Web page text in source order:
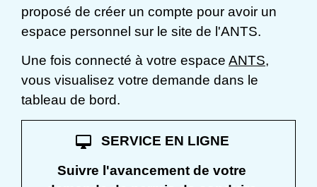
proposé de créer un compte pour avoir un
espace personnel sur le site de l'ANTS.
Une fois connecté à votre espace ANTS,
vous visualisez votre demande dans le
tableau de bord.
desktop_mac
SERVICE EN LIGNE
Suivre l'avancement de votre